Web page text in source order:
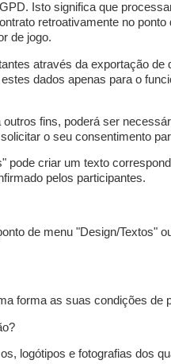
Isto significa que
retroativamente no
de jogo.
através da exportação de
dados apenas para o
fins, poderá ser
o seu consentimento
pode criar um texto
pelos participantes.
de menu "Design/Textos"
forma as suas condições de
logótipos e fotografias dos